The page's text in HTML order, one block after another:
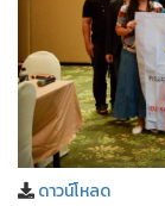
ดาวน์โหลด